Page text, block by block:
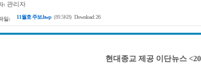
: 관리자
일: 11월호 주보.hwp (89.5KB) Download: 26
현대종교 제공 이단뉴스